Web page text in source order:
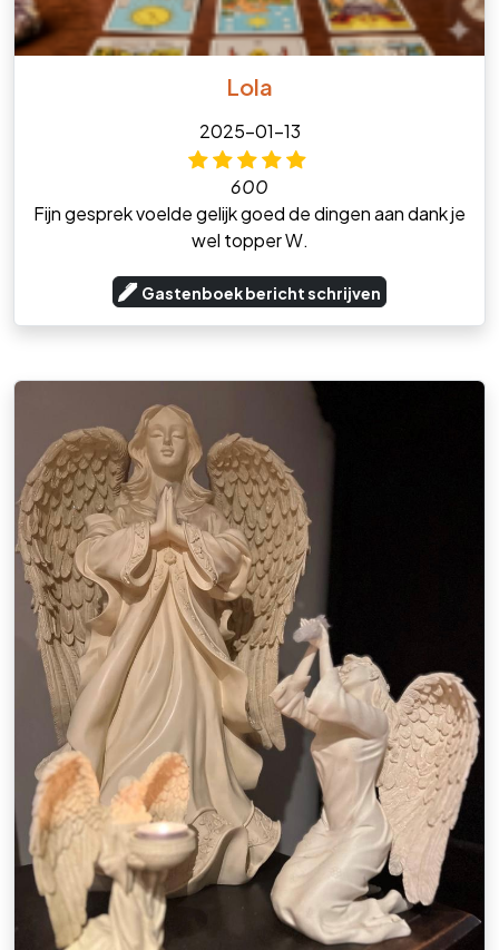
Lola
2025-01-13
600
Fijn gesprek voelde gelijk goed de dingen aan dank je
wel topper W.
Gastenboek bericht schrijven